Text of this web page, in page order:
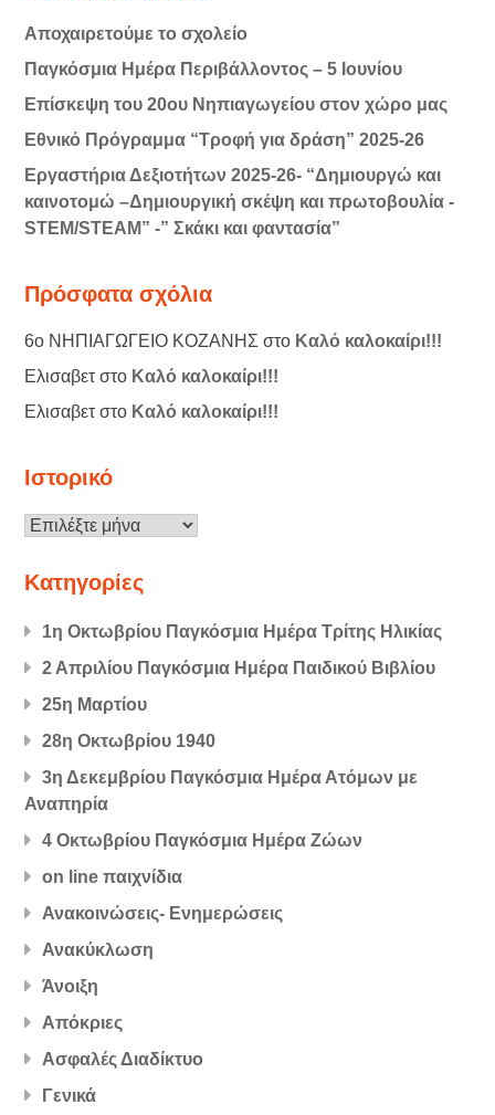
Αποχαιρετούμε το σχολείο
Παγκόσμια Ημέρα Περιβάλλοντος – 5 Ιουνίου
Επίσκεψη του 20ου Νηπιαγωγείου στον χώρο μας
Εθνικό Πρόγραμμα “Τροφή για δράση” 2025-26
Εργαστήρια Δεξιοτήτων 2025-26- “Δημιουργώ και
καινοτομώ –Δημιουργική σκέψη και πρωτοβουλία -
STEM/STEAM” -” Σκάκι και φαντασία”
Πρόσφατα σχόλια
6ο ΝΗΠΙΑΓΩΓΕΙΟ ΚΟΖΑΝΗΣ στο Καλό καλοκαίρι!!!
Ελισαβετστο Καλό καλοκαίρι!!!
Ελισαβετστο Καλό καλοκαίρι!!!
Ιστορικό
Ιστορικό
Kατηγορίες
1η Οκτωβρίου Παγκόσμια Ημέρα Τρίτης Ηλικίας
2 Απριλίου Παγκόσμια Ημέρα Παιδικού Βιβλίου
25η Μαρτίου
28η Οκτωβρίου 1940
3η Δεκεμβρίου Παγκόσμια Ημέρα Ατόμων με
Αναπηρία
4 Οκτωβρίου Παγκόσμια Ημέρα Ζώων
on line παιχνίδια
Ανακοινώσεις- Ενημερώσεις
Ανακύκλωση
Άνοιξη
Απόκριες
Ασφαλές Διαδίκτυο
Γενικά